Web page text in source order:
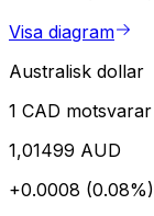
Visa diagram
Australisk dollar
1 CAD motsvarar
1,01499 AUD
+0.0008 (0.08%)